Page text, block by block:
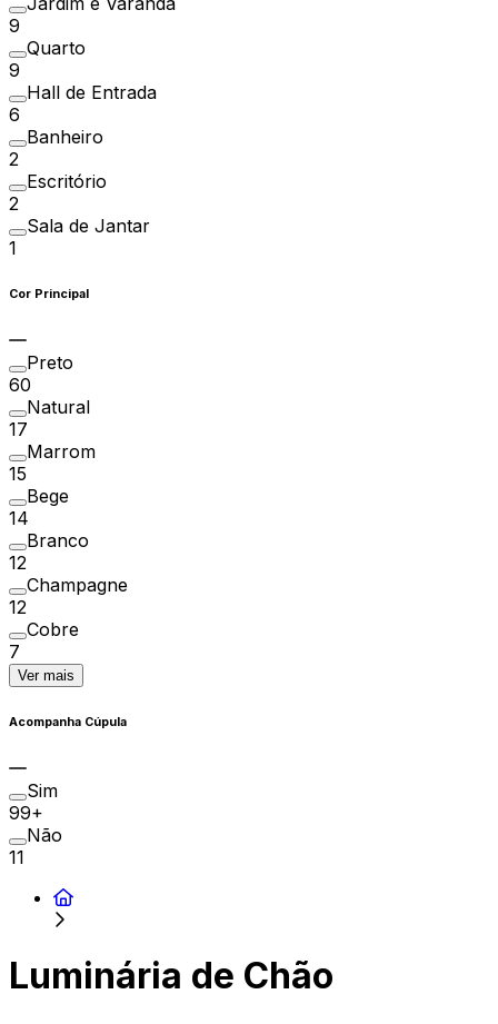
9
Quarto
9
Hall de Entrada
6
Banheiro
2
Escritório
2
Sala de Jantar
1
Cor Principal
Preto
60
Natural
17
Marrom
15
Bege
14
Branco
12
Champagne
12
Cobre
7
Ver mais
Acompanha Cúpula
Sim
99+
Não
11
Luminária de Chão